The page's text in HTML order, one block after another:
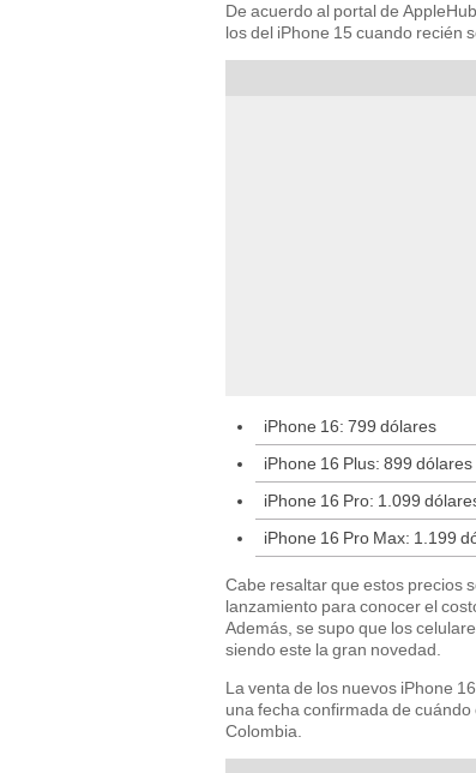
De acuerdo al portal de
los del iPhone 15 cuando recién
iPhone 16: 799 dólares
iPhone 16 Plus: 899 dólares
iPhone 16 Pro: 1.099
iPhone 16 Pro Max: 1.199
Cabe resaltar que estos precios
lanzamiento para conocer el
Además, se supo que los
siendo este la gran novedad.
La venta de los nuevos iPhone
una fecha confirmada de
Colombia.